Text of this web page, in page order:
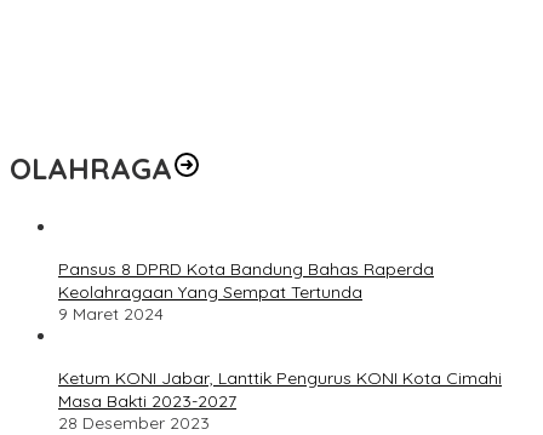
OLAHRAGA
Pansus 8 DPRD Kota Bandung Bahas Raperda
Keolahragaan Yang Sempat Tertunda
9 Maret 2024
Ketum KONI Jabar, Lanttik Pengurus KONI Kota Cimahi
Masa Bakti 2023-2027
28 Desember 2023